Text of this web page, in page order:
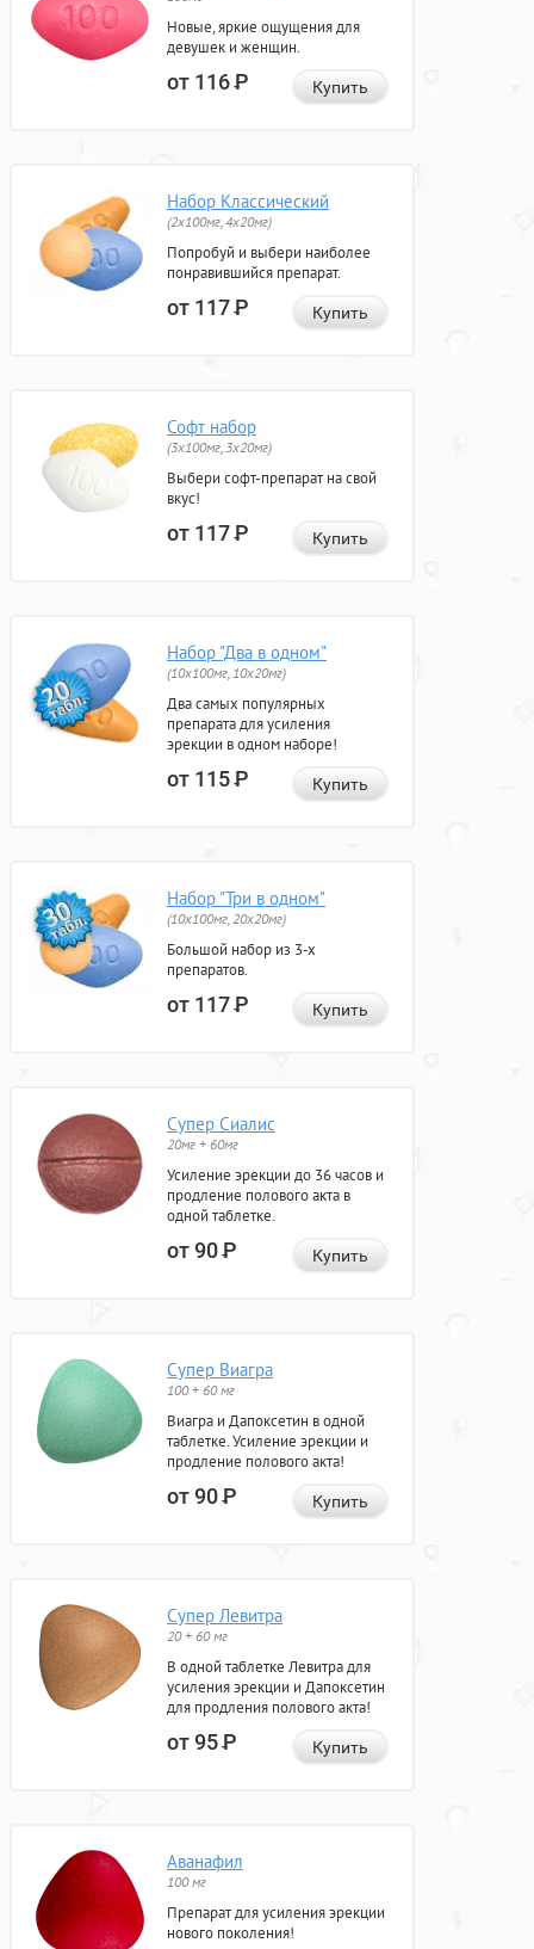
Новые, яркие ощущения для
девушек и женщин.
от 116Р Купить
Набор Классический
(2x100мг, 4x20мг)
Попробуй и выбери наиболее
понравившийся препарат.
от 117Р Купить
Софт набор
(3x100мг, 3x20мг)
Выбери софт-препарат на свой
вкус!
от 117Р Купить
Набор "Два в одном"
(10x100мг, 10x20мг)
Два самых популярных
препарата для усиления
эрекции в одном наборе!
от 115Р Купить
Набор "Три в одном"
(10x100мг, 20x20мг)
Большой набор из 3-х
препаратов.
от 117Р Купить
Супер Сиалис
20мг + 60мг
Усиление эрекции до 36 часов и
продление полового акта в
одной таблетке.
от 90Р Купить
Супер Виагра
100 + 60 мг
Виагра и Дапоксетин в одной
таблетке. Усиление эрекции и
продление полового акта!
от 90Р Купить
Супер Левитра
20 + 60 мг
В одной таблетке Левитра для
усиления эрекции и Дапоксетин
для продления полового акта!
от 95Р Купить
Аванафил
100 мг
Препарат для усиления эрекции
нового поколения!